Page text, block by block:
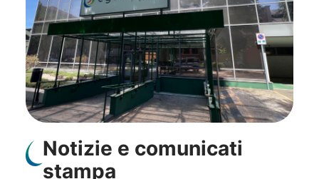
Notizie e comunicati
stampa